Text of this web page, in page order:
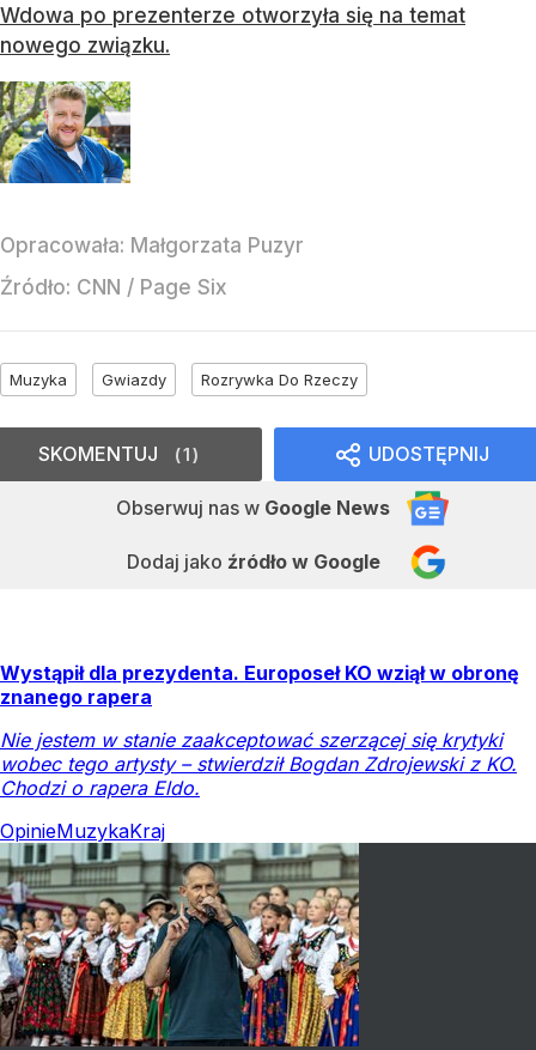
Wdowa po prezenterze otworzyła się na temat
nowego związku.
Opracowała: Małgorzata Puzyr
Źródło: CNN / Page Six
Muzyka Gwiazdy Rozrywka Do Rzeczy
UDOSTĘPNIJ
Obserwuj nas w Google News
Dodaj jako źródło w Google
SKOMENTUJ 1
Wystąpił dla prezydenta. Europoseł KO wziął w obronę
znanego rapera
Nie jestem w stanie zaakceptować szerzącej się krytyki
wobec tego artysty – stwierdził Bogdan Zdrojewski z KO.
Chodzi o rapera Eldo.
OpinieMuzykaKraj